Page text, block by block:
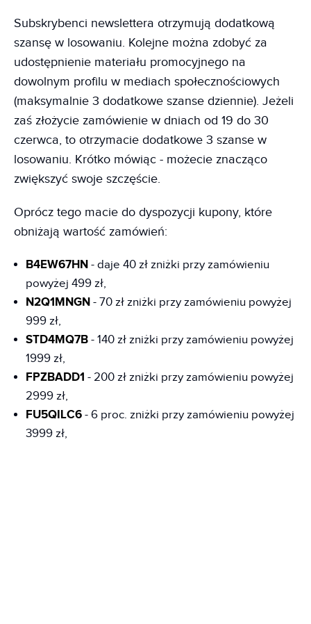
Subskrybenci newslettera otrzymują dodatkową
szansę w losowaniu. Kolejne można zdobyć za
udostępnienie materiału promocyjnego na
dowolnym profilu w mediach społecznościowych
(maksymalnie 3 dodatkowe szanse dziennie). Jeżeli
zaś złożycie zamówienie w dniach od 19 do 30
czerwca, to otrzymacie dodatkowe 3 szanse w
losowaniu. Krótko mówiąc - możecie znacząco
zwiększyć swoje szczęście.
Oprócz tego macie do dyspozycji kupony, które
obniżają wartość zamówień:
B4EW67HN - daje 40 zł zniżki przy zamówieniu
powyżej 499 zł,
N2Q1MNGN - 70 zł zniżki przy zamówieniu powyżej
999 zł,
STD4MQ7B - 140 zł zniżki przy zamówieniu powyżej
1999 zł,
FPZBADD1 - 200 zł zniżki przy zamówieniu powyżej
2999 zł,
FU5QILC6 - 6 proc. zniżki przy zamówieniu powyżej
3999 zł,